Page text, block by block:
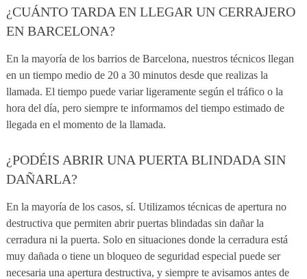
¿CUÁNTO TARDA EN LLEGAR UN CERRAJERO
EN BARCELONA?
En la mayoría de los barrios de Barcelona, nuestros técnicos llegan
en un tiempo medio de 20 a 30 minutos desde que realizas la
llamada. El tiempo puede variar ligeramente según el tráfico o la
hora del día, pero siempre te informamos del tiempo estimado de
llegada en el momento de la llamada.
¿PODÉIS ABRIR UNA PUERTA BLINDADA SIN
DAÑARLA?
En la mayoría de los casos, sí. Utilizamos técnicas de apertura no
destructiva que permiten abrir puertas blindadas sin dañar la
cerradura ni la puerta. Solo en situaciones donde la cerradura está
muy dañada o tiene un bloqueo de seguridad especial puede ser
necesaria una apertura destructiva, y siempre te avisamos antes de